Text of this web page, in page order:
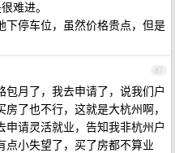
难进。
下停车位，虽然价格贵点，但是
87
包月了，我去申请了，说我们户
了也不行，这就是大杭州啊，
请灵活就业，告知我非杭州户
点小失望了，买了房都不算业